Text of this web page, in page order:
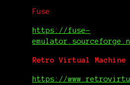
Fuse
https://fuse-
Retro Virtual Machine
https://